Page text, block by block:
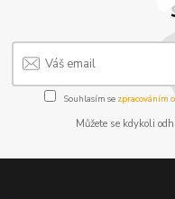
Souhlasím se zpracováním
Můžete se kdykoli